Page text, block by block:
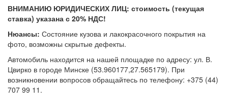
ВНИМАНИЮ ЮРИДИЧЕСКИХ ЛИЦ: стоимость (текущая
ставка) указана с 20% НДС!
Нюансы: Состояние кузова и лакокрасочного покрытия на
фото, возможны скрытые дефекты.
Автомобиль находится на нашей площадке по адресу: ул. В.
Цвирко в городе Минске (53.960177,27.565179). При
возникновении вопросов обращайтесь по телефону: +375 (44)
707 99 11.